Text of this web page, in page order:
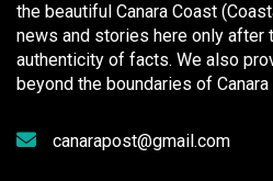
the beautiful Canara Coast
news and stories here only after
authenticity of facts. We also
beyond the boundaries of Canara
canarapost@gmail.com